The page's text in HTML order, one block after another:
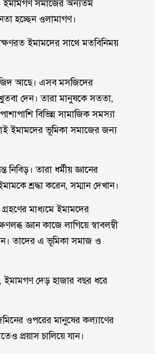
ইমামগণ সমাজের অন্যতম
হচ্ছেন ওলামাগণ।
ইমামদের সাথে মতবিনিময়
আছে। এসব মসজিদের
দেন। তারা মানুষকে সততা,
বিভিন্ন সামাজিক সমস্যা
ইমামদের ভূমিকা সমাজের জন্য
তারা ধর্মীয় জ্ঞানের
শ্রদ্ধা করেন, সম্মান দেখান।
মাধ্যমে ইমামদের
জ্ঞান কাজে লাগিয়ে স্বাবলম্বী
তাদের এ ভূমিকা সমাজ ও
ইমামগণ দেড় হাজার বছর ধরে
ওপরের মানুষের কল্যাণের
প্রয়াস চালিয়ে যান।